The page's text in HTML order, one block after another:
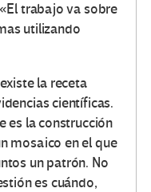
trabajo va sobre
utilizando
la receta
científicas.
es la construcción
mosaico en el que
un patrón. No
es cuándo,